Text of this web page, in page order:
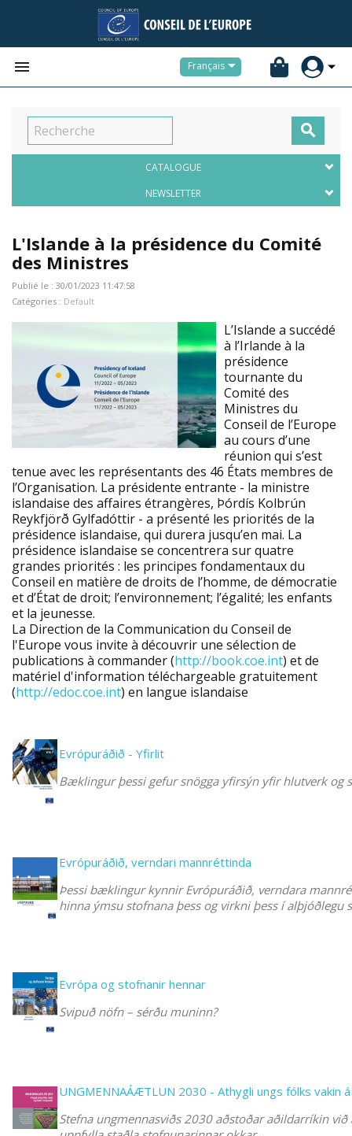
 Français

CATALOGUE
NEWSLETTER
L'Islande à la présidence du Comité
des Ministres
Publié le : 30/01/2023 11:47:58
Catégories : Default
L’Islande a succédé
à l’Irlande à la
présidence
tournante du
Comité des
Ministres du
Conseil de l’Europe
au cours d’une
réunion qui s’est
tenue avec les représentants des 46 États membres de
l’Organisation. La présidente entrante - la ministre
islandaise des affaires étrangères, Þórdís Kolbrún
Reykfjörð Gylfadóttir - a présenté les priorités de la
présidence islandaise, qui durera jusqu’en mai. La
présidence islandaise se concentrera sur quatre
grandes priorités : les principes fondamentaux du
Conseil en matière de droits de l’homme, de démocratie
et d’État de droit; l’environnement; l’égalité; les enfants
et la jeunesse.
La Direction de la Communication du Conseil de
l'Europe vous invite à découvrir une sélection de
publications à commander (http://book.coe.int) et de
matériel d'information téléchargeable gratuitement
(http://edoc.coe.int) en langue islandaise
Evrópuráðið - Yfirlit
Bæklingur þessi gefur snögga yfirsýn yfir hlutverk og
Evrópuráðið, verndari mannréttinda
Þessi bæklingur kynnir Evrópuráðið, verndara
hinna ýmsu stofnana þess og virkni þess í alþjóðlegu
Evrópa og stofnanir hennar
Svipuð nöfn – sérðu muninn?
UNGMENNAÁÆTLUN 2030 - Athygli ungs fólks vakin
Stefna ungmennasviðs 2030 aðstoðar aðildarríkin